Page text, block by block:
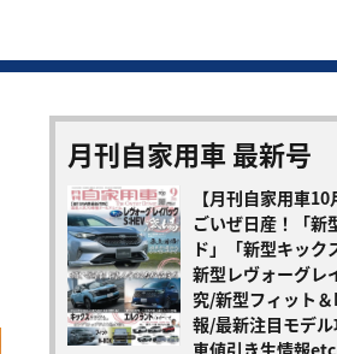
月刊自家用車 最新号
【月刊自家用車
ごいぜ日産！「新
ド」「新型キック
新型レヴォーグレ
究/新型フィット
報/最新注目モデ
車値引き生情報